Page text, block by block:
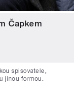
Čapkem
spisovatele,
jinou formou.